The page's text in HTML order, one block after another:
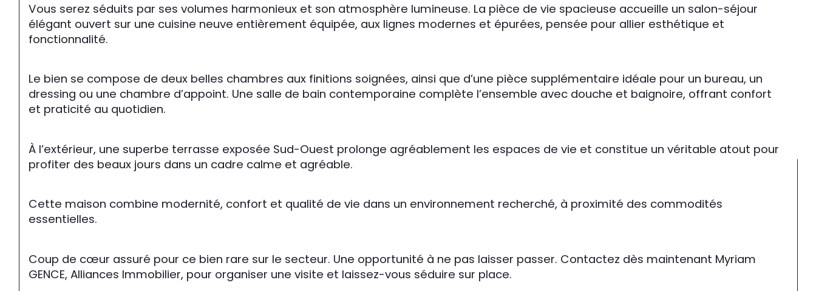
Vous serez séduits par ses volumes harmonieux et son atmosphère lumineuse. La pièce de vie spacieuse accueille un salon-séjour
élégant ouvert sur une cuisine neuve entièrement équipée, aux lignes modernes et épurées, pensée pour allier esthétique et
fonctionnalité.
Le bien se compose de deux belles chambres aux finitions soignées, ainsi que d’une pièce supplémentaire idéale pour un bureau, un
dressing ou une chambre d’appoint. Une salle de bain contemporaine complète l’ensemble avec douche et baignoire, offrant confort
et praticité au quotidien.
À l’extérieur, une superbe terrasse exposée Sud-Ouest prolonge agréablement les espaces de vie et constitue un véritable atout pour
profiter des beaux jours dans un cadre calme et agréable.
Cette maison combine modernité, confort et qualité de vie dans un environnement recherché, à proximité des commodités
essentielles.
Coup de cœur assuré pour ce bien rare sur le secteur. Une opportunité à ne pas laisser passer. Contactez dès maintenant Myriam
GENCE, Alliances Immobilier, pour organiser une visite et laissez-vous séduire sur place.